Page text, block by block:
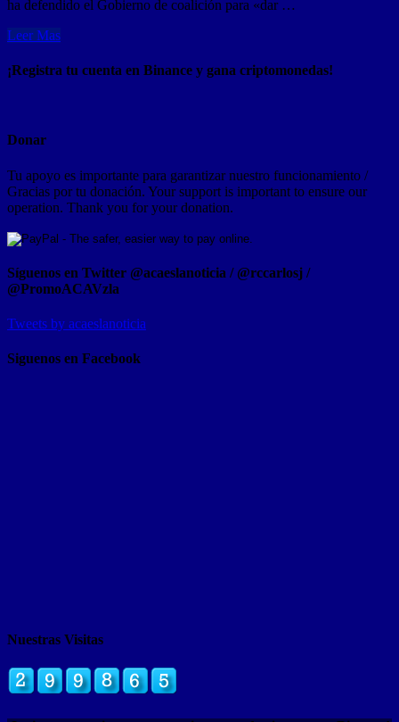
ha defendido el Gobierno de coalición para «dar …
Leer Mas
¡Registra tu cuenta en Binance y gana criptomonedas!
Donar
Tu apoyo es importante para garantizar nuestro funcionamiento /
Gracias por tu donación. Your support is important to ensure our
operation. Thank you for your donation.
Síguenos en Twitter @acaeslanoticia / @rccarlosj /
@PromoACAVzla
Tweets by acaeslanoticia
Siguenos en Facebook
Nuestras Visitas